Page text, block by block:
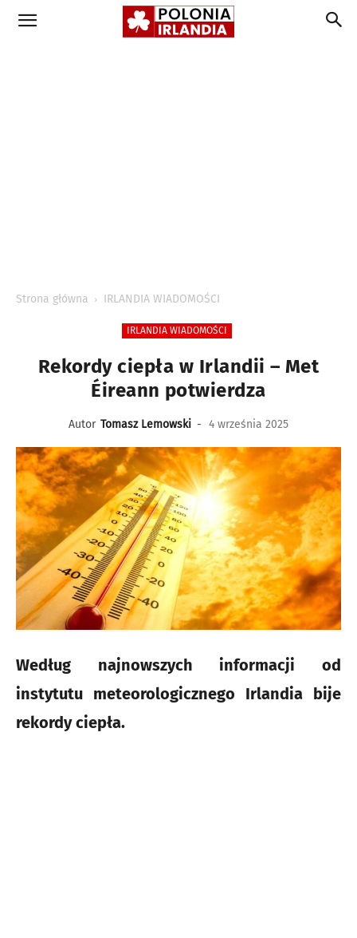
Strona główna IRLANDIA WIADOMOŚCI
IRLANDIA WIADOMOŚCI
Rekordy ciepła w Irlandii – Met
Éireann potwierdza
Autor Tomasz Lemowski - 4 września 2025
Według najnowszych informacji od
instytutu meteorologicznego Irlandia bije
rekordy ciepła.